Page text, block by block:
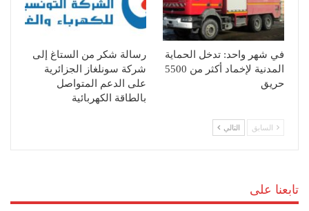
في شهر واحد: تدخل الحماية
المدنية لإخماد أكثر من 5500
حريق
رسالة شكر من الستاغ إلى
شركة سونلغاز الجزائرية
على الدعم المتواصل
بالطاقة الكهربائية
السابق التالي
تابعنا على